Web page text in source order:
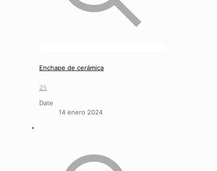
Enchape de cerámica
25
Date
14 enero 2024